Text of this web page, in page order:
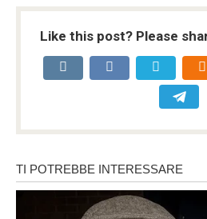
Like this post? Please